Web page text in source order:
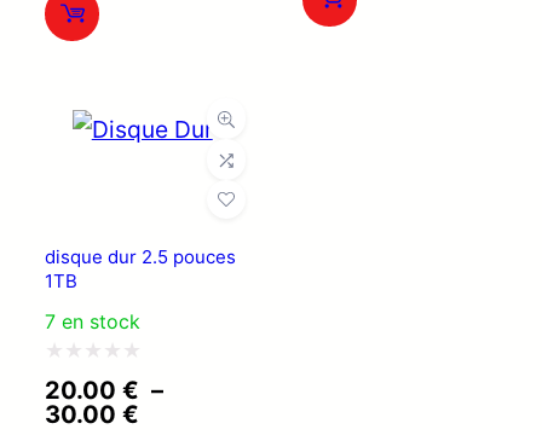
sur
5
disque dur 2.5 pouces
1TB
7 en stock
Note
0
20.00€ –
30.00€